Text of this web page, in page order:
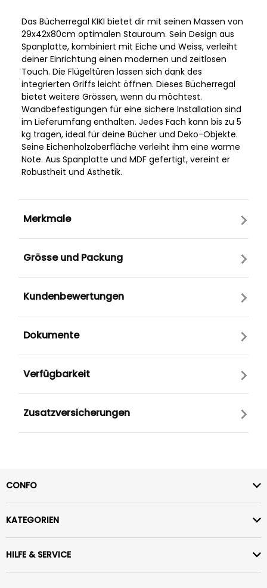
Das Bücherregal KIKI bietet dir mit seinen Massen von
29x42x80cm optimalen Stauraum. Sein Design aus
Spanplatte, kombiniert mit Eiche und Weiss, verleiht
deiner Einrichtung einen modernen und zeitlosen
Touch. Die Flügeltüren lassen sich dank des
integrierten Griffs leicht öffnen. Dieses Bücherregal
bietet weitere Grössen, wenn du möchtest.
Wandbefestigungen für eine sichere Installation sind
im Lieferumfang enthalten. Jedes Fach kann bis zu 5
kg tragen, ideal für deine Bücher und Deko-Objekte.
Seine Eichenholzoberfläche verleiht ihm eine warme
Note. Aus Spanplatte und MDF gefertigt, vereint er
Robustheit und Ästhetik.
Merkmale
Grösse und Packung
Kundenbewertungen
Dokumente
Verfügbarkeit
Zusatzversicherungen
CONFO
KATEGORIEN
HILFE & SERVICE